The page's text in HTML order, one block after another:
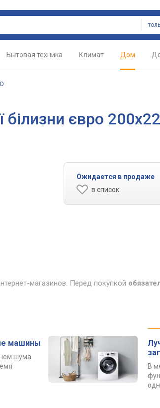
Бытовая техника Климат Дом
білизни євро
Ожидается в продаже
в список
магазинов. Перед покупкой
машины
шума
В